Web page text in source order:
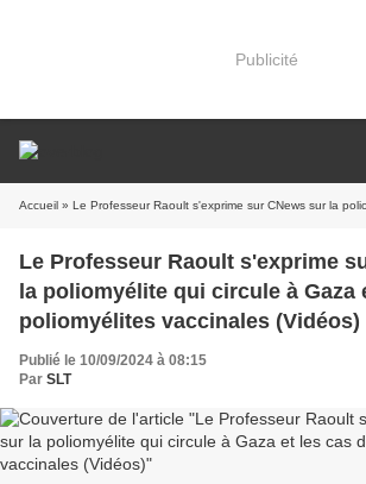
Publicité
Accueil » Le Professeur Raoult s'exprime sur CNews sur la poliomyélite qui circule à Gaza et
Le Professeur Raoult s'exprime
la poliomyélite qui circule à Gaza
poliomyélites vaccinales (Vidéos)
Publié le 10/09/2024 à 08:15
Par SLT